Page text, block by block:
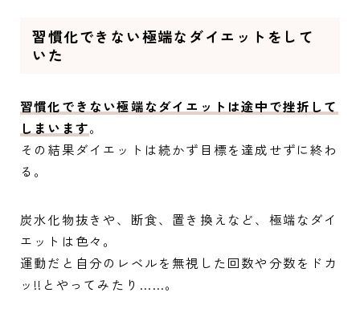
習慣化できない極端なダイエットをして
いた
習慣化できない極端なダイエットは途中で挫折して
しまいます。
その結果ダイエットは続かず目標を達成せずに終わ
る。
炭水化物抜きや、断食、置き換えなど、極端なダイ
エットは色々。
運動だと自分のレベルを無視した回数や分数をドカ
ッ!!とやってみたり……。